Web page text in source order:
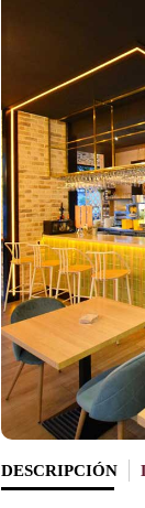
DESCRIPCIÓN